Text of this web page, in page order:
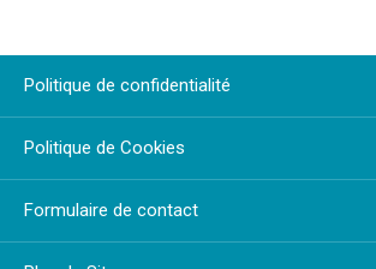
Politique de confidentialité
Politique de Cookies
Formulaire de contact